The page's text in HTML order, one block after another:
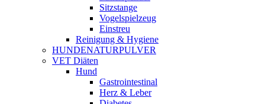
Sitzstange
Vogelspielzeug
Einstreu
Reinigung & Hygiene
HUNDENATURPULVER
VET Diäten
Hund
Gastrointestinal
Herz & Leber